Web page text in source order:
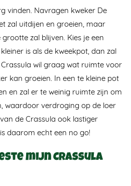
vinden. Navragen kweker De
zal uitdijen en groeien, maar
zal blijven. Kies je een
is als de kweekpot, dan zal
wil graag wat ruimte voor
kan groeien. In een te kleine pot
en zal er te weinig ruimte zijn om
waardoor verdroging op de loer
de Crassula ook lastiger
daarom echt een no go!
mijn Crassula